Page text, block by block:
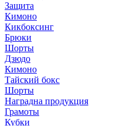
Защита
Кимоно
Кикбоксинг
Брюки
Шорты
Дзюдо
Кимоно
Тайский бокс
Шорты
Наградна продукция
Грамоты
Кубки